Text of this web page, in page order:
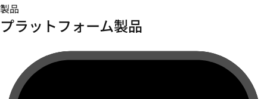
製品
プラットフォーム製品